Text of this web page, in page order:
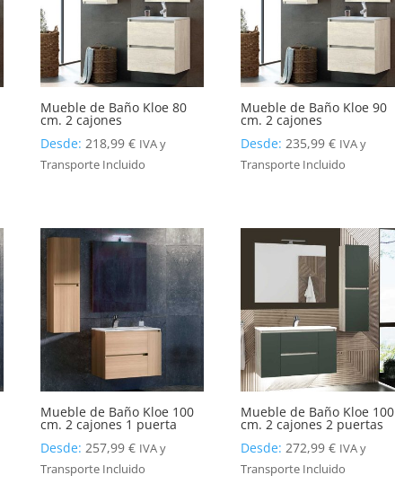
Mueble de Baño Kloe 80
cm. 2 cajones
Desde: 218,99 € IVA y
Transporte Incluido
Mueble de Baño Kloe 90
cm. 2 cajones
Desde: 235,99 € IVA y
Transporte Incluido
Mueble de Baño Kloe 100
cm. 2 cajones 1 puerta
Desde: 257,99 € IVA y
Transporte Incluido
Mueble de Baño Kloe 100
cm. 2 cajones 2 puertas
Desde: 272,99 € IVA y
Transporte Incluido